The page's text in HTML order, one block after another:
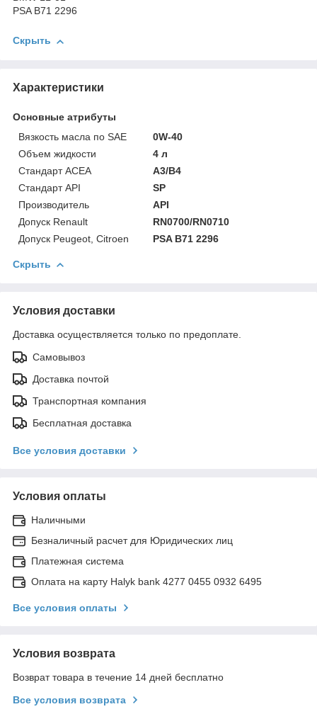
PSA B71 2296
Скрыть
Характеристики
Основные атрибуты
Вязкость масла по SAE
0W-40
Объем жидкости
4 л
Стандарт ACEA
A3/B4
Стандарт API
SP
Производитель
API
Допуск Renault
RN0700/RN0710
Допуск Peugeot, Citroen
PSA B71 2296
Скрыть
Условия доставки
Доставка осуществляется только по предоплате.
Самовывоз
Доставка почтой
Транспортная компания
Бесплатная доставка
Все условия доставки
Условия оплаты
Наличными
Безналичный расчет для Юридических лиц
Платежная система
Оплата на карту Halyk bank 4277 0455 0932 6495
Все условия оплаты
Условия возврата
Возврат товара в течение 14 дней бесплатно
Все условия возврата